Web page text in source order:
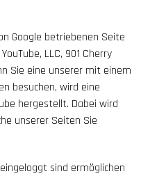
Google betriebenen Seite
LLC, 901 Cherry
Sie eine unserer mit einem
besuchen, wird eine
hergestellt. Dabei wird
unserer Seiten Sie
sind ermöglichen